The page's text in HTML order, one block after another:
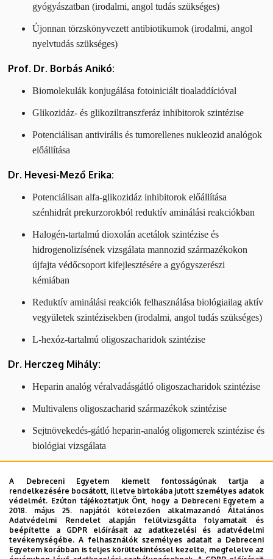
gyógyászatban (irodalmi, angol tudás szükséges)
Újonnan törzskönyvezett antibiotikumok (irodalmi, angol
nyelvtudás szükséges)
Prof. Dr. Borbás Anikó:
Biomolekulák konjugálása fotoiniciált tioaladdícióval
Glikozidáz- és glikoziltranszferáz inhibitorok szintézise
Potenciálisan antivirális és tumorellenes nukleozid analógok
előállítása
Dr. Hevesi-Mező Erika:
Potenciálisan alfa-glikozidáz inhibitorok előállítása
szénhidrát prekurzorokból reduktív aminálási reakciókban
Halogén-tartalmú dioxolán acetálok szintézise és
hidrogenolizísének vizsgálata mannozid származékokon
újfajta védőcsoport kifejlesztésére a gyógyszerészi
kémiában
Reduktív aminálási reakciók felhasználása biológiailag aktív
vegyületek szintézisekben (irodalmi, angol tudás szükséges)
L-hexóz-tartalmú oligoszacharidok szintézise
Dr. Herczeg Mihály:
Heparin analóg véralvadásgátló oligoszacharidok szintézise
Multivalens oligoszacharid származékok szintézise
Sejtnövekedés-gátló heparin-analóg oligomerek szintézise és
biológiai vizsgálata
vegyületek szintézise és szerkezetmeghatározása
Dr. Kelemen Viktor:
Potenciálisan tartósító hatású szorbinsavszármazékok
előállítása
A Debreceni Egyetem kiemelt fontosságúnak tartja a
rendelkezésére bocsátott, illetve birtokába jutott személyes adatok
védelmét. Ezúton tájékoztatjuk Önt, hogy a Debreceni Egyetem a
2018. május 25. napjától kötelezően alkalmazandó Általános
Adatvédelmi Rendelet alapján felülvizsgálta folyamatait és
beépítette a GDPR előírásait az adatkezelési és adatvédelmi
tevékenységébe. A felhasználók személyes adatait a Debreceni
Egyetem korábban is teljes körültekintéssel kezelte, megfelelve az